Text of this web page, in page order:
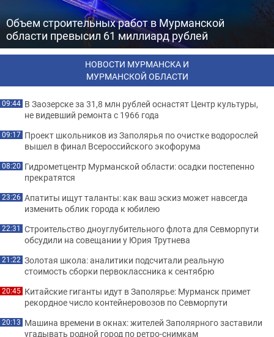
Объем строительных работ в Мурманской
области превысил 61 миллиард рублей
НОВОСТИ МУРМАНСКА И
МУРМАНСКОЙ ОБЛАСТИ
09:44 В Заозерске за 31,8 млн рублей оснастят Центр культуры,
не видевший ремонта с 1966 года
09:17 Проект школьников из Заполярья по очистке водорослей
вышел в финал Всероссийского экофорума
08:20 Гидрометцентр Мурманской области: осадки постепенно
прекратятся
23:26 Апатиты ищут таланты: как ваш эскиз может навсегда
изменить облик города к юбилею
22:31 Строительство дноуглубительного флота для Севморпути
обсудили на совещании у Юрия Трутнева
21:22 Золотая школа: аналитики подсчитали реальную
стоимость сборки первоклассника к сентябрю
20:45 Китайские гиганты идут в Заполярье: Мурманск примет
рекордное число контейнеровозов по Севморпути
20:13 Машина времени в окнах: жителей Заполярного заставили
угадывать родной город по ретро-снимкам